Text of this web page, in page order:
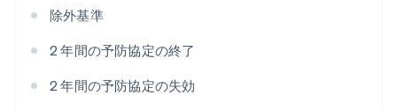
除外基準
2 年間の予防協定の終了
2 年間の予防協定の失効